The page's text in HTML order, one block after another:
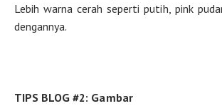
Lebih warna cerah seperti putih, pink
dengannya.
TIPS BLOG #2: Gambar